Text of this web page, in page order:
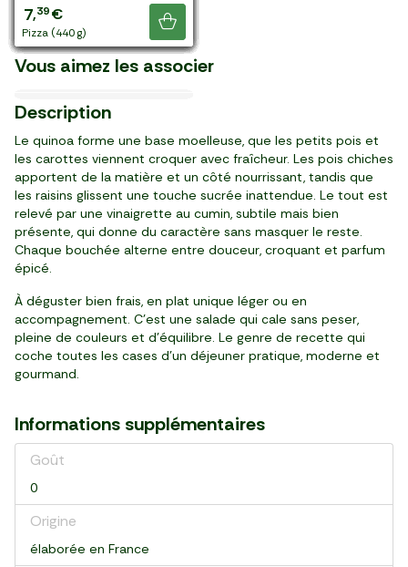
3,99€
barquette (400 g)
1,79€
barquette (230 g)
3,99€
barquette (160 g)
2,29€
barquette (400 g)
3,69€
barquette (200 g)
3,69€
barquette (200 g)
3,99€
barquette (160 g)
3,29€
barquette (160 g)
4,19€
barquette (200 g)
6,99€
barquettes (800 g)
2,79€
barquettes (230 g)
4,39€
barquette (400 g)
2,99€
barquette (400 g)
2,49€
barquette (400 g)
3,99€
barquette (400 g)
2,59€
barquette (230 g)
3,99€
barquette (160 g)
5,49€
barquette (800 g)
4,59€
2 pièces (300 g)
7,39€
pizza (440 g)
Je découvre
Vous aimez les associer
Le Pain pita
1,99 €
Le Houmous
élaboré en France
3,89 €
Prix Malin
Le Fromage grec de vache
Grèce
2,39 €
Les Graines de courge BIO
3,29 €
Le Thé vert menthe
poivrée
2,99 €
-25% Nouveau
Le Kit taboulé
2,99 € 3,99 €
Les Olives dénoyautées
aux herbes
élaborées en France
3,89 €
La Menthe en pot HVE
France
2,49 €
Les Graines germées de
betteraves rouges HVE
France
2,49 €
Les Olives Bella di
Cerignola Crespi
5,97 €
Description
Le quinoa forme une base moelleuse, que les petits pois et
les carottes viennent croquer avec fraîcheur. Les pois chiches
apportent de la matière et un côté nourrissant, tandis que
les raisins glissent une touche sucrée inattendue. Le tout est
relevé par une vinaigrette au cumin, subtile mais bien
présente, qui donne du caractère sans masquer le reste.
Chaque bouchée alterne entre douceur, croquant et parfum
épicé.
À déguster bien frais, en plat unique léger ou en
accompagnement. C’est une salade qui cale sans peser,
pleine de couleurs et d’équilibre. Le genre de recette qui
coche toutes les cases d’un déjeuner pratique, moderne et
gourmand.
Informations supplémentaires
Goût
0
Origine
élaborée en France